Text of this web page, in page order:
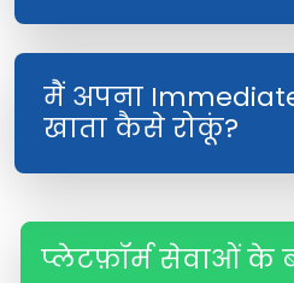
मैं अपना
खाता कैसे रोकूं?
प्लेटफ़ॉर्म सेवाओं के